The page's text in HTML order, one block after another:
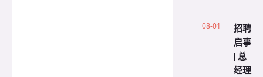
08-01
招聘
启事
| 总
经理